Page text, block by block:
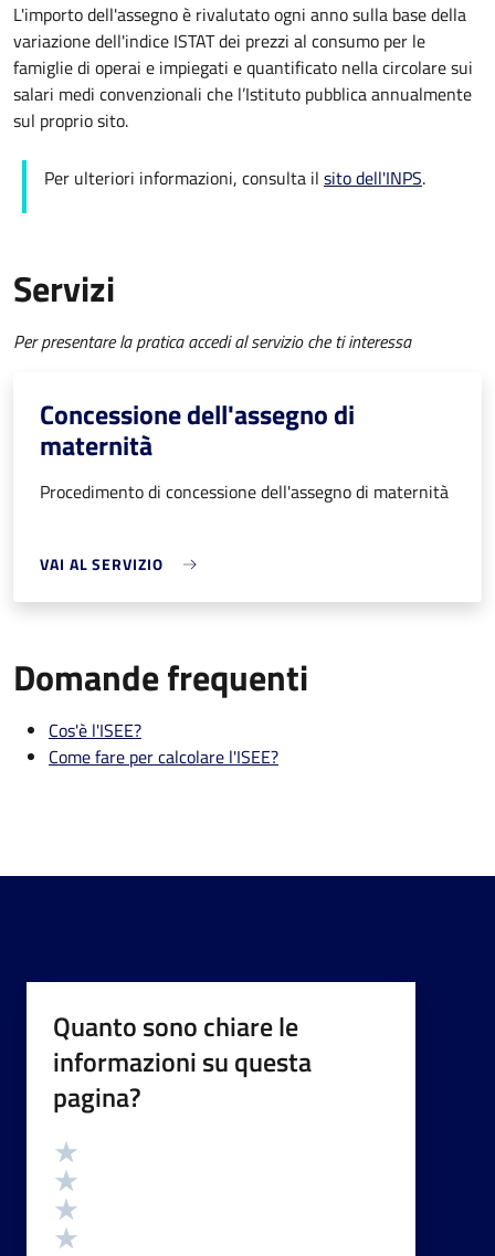
L'importo dell'assegno è rivalutato ogni anno sulla base della
variazione dell'indice ISTAT dei prezzi al consumo per le
famiglie di operai e impiegati e quantificato nella circolare sui
salari medi convenzionali che l’Istituto pubblica annualmente
sul proprio sito.
Per ulteriori informazioni, consulta il sito dell'INPS.
Servizi
Per presentare la pratica accedi al servizio che ti interessa
Concessione dell'assegno di
maternità
Procedimento di concessione dell'assegno di maternità
VAI AL SERVIZIO
Domande frequenti
Cos'è l'ISEE?
Come fare per calcolare l'ISEE?
Quanto sono chiare le
informazioni su questa
pagina?
Valutazione